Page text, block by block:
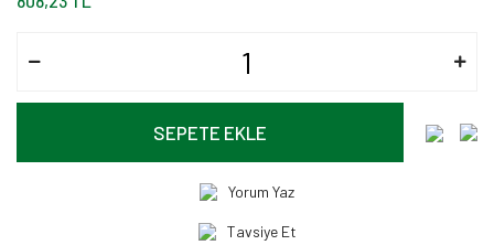
SEPETE EKLE
Yorum Yaz
Tavsiye Et